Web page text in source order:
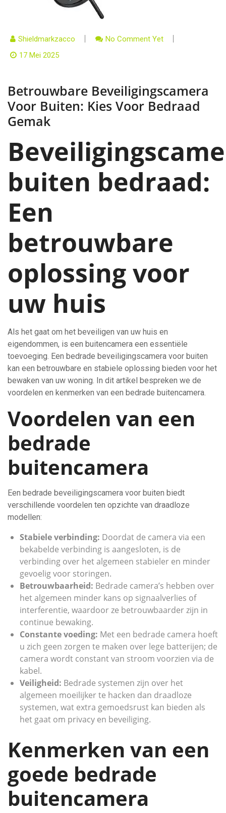
Shieldmarkzacco
No Comment Yet
17 Mei 2025
Betrouwbare Beveiligingscamera
Voor Buiten: Kies Voor Bedraad
Gemak
buiten bedraad:
Een
betrouwbare
oplossing voor
uw huis
Als het gaat om het beveiligen van uw huis en
eigendommen, is een buitencamera een essentiële
toevoeging. Een bedrade beveiligingscamera voor buiten
kan een betrouwbare en stabiele oplossing bieden voor het
bewaken van uw woning. In dit artikel bespreken we de
voordelen en kenmerken van een bedrade buitencamera.
Voordelen van een
bedrade
buitencamera
Een bedrade beveiligingscamera voor buiten biedt
verschillende voordelen ten opzichte van draadloze
modellen:
Stabiele verbinding: Doordat de camera via een
bekabelde verbinding is aangesloten, is de
verbinding over het algemeen stabieler en minder
gevoelig voor storingen.
Betrouwbaarheid: Bedrade camera’s hebben over
het algemeen minder kans op signaalverlies of
interferentie, waardoor ze betrouwbaarder zijn in
continue bewaking.
Constante voeding: Met een bedrade camera hoeft
u zich geen zorgen te maken over lege batterijen; de
camera wordt constant van stroom voorzien via de
kabel.
Veiligheid: Bedrade systemen zijn over het
algemeen moeilijker te hacken dan draadloze
systemen, wat extra gemoedsrust kan bieden als
het gaat om privacy en beveiliging.
Kenmerken van een
goede bedrade
buitencamera